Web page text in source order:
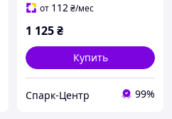
от 112₴/мес
1 125₴
Купить
Спарк-Центр 99%